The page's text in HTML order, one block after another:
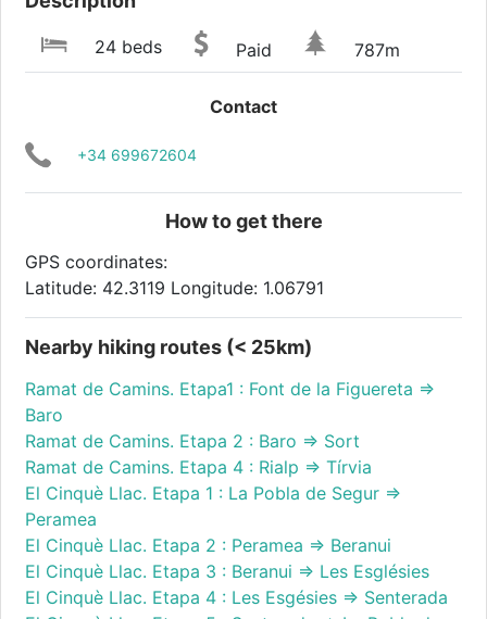
24 beds Paid 787m
Contact
+34 699672604
How to get there
GPS coordinates:
Latitude: 42.3119 Longitude: 1.06791
Nearby hiking routes (< 25km)
Ramat de Camins. Etapa1 : Font de la Figuereta =>
Baro
Ramat de Camins. Etapa 2 : Baro => Sort
Ramat de Camins. Etapa 4 : Rialp => Tírvia
El Cinquè Llac. Etapa 1 : La Pobla de Segur =>
Peramea
El Cinquè Llac. Etapa 2 : Peramea => Beranui
El Cinquè Llac. Etapa 3 : Beranui => Les Esglésies
El Cinquè Llac. Etapa 4 : Les Esgésies => Senterada